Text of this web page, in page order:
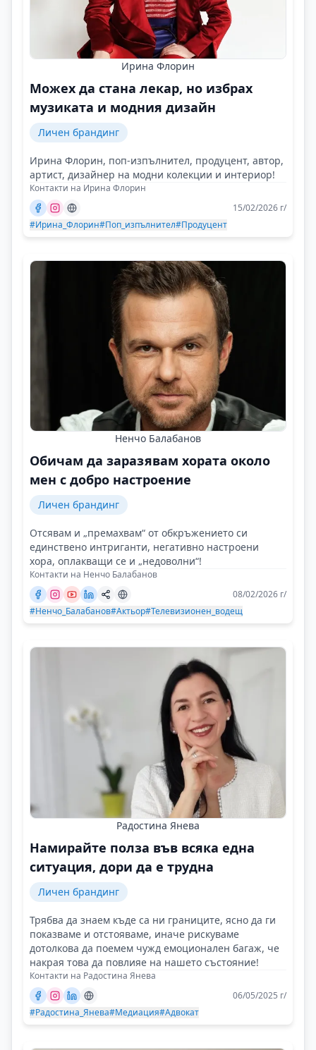
Ирина Флорин
Можех да стана лекар, но избрах
музиката и модния дизайн
Личен брандинг
Ирина Флорин, поп-изпълнител, продуцент, автор,
артист, дизайнер на модни колекции и интериор!
Контакти на Ирина Флорин
15/02/2026 г/
#Ирина_Флорин#Поп_изпълнител#Продуцент
Ненчо Балабанов
Обичам да заразявам хората около
мен с добро настроение
Личен брандинг
Отсявам и „премахвам“ от обкръжението си
единствено интриганти, негативно настроени
хора, оплакващи се и „недоволни“!
Контакти на Ненчо Балабанов
08/02/2026 г/
#Ненчо_Балабанов#Актьор#Телевизионен_водещ
Радостина Янева
Намирайте полза във всяка една
ситуация, дори да е трудна
Личен брандинг
Трябва да знаем къде са ни границите, ясно да ги
показваме и отстояваме, иначе рискуваме
дотолкова да поемем чужд емоционален багаж, че
накрая това да повлияе на нашето състояние!
Контакти на Радостина Янева
06/05/2025 г/
#Радостина_Янева#Медиация#Адвокат